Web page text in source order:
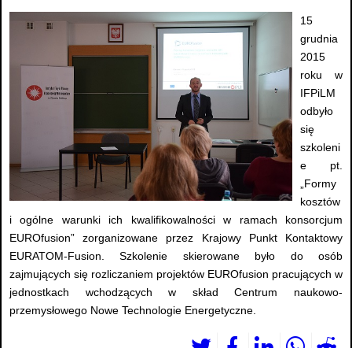
15
grudnia
2015
roku w
IFPiLM
odbyło
się
szkoleni
e pt.
„Formy
kosztów
i ogólne warunki ich kwalifikowalności w ramach konsorcjum
EUROfusion” zorganizowane przez Krajowy Punkt Kontaktowy
EURATOM-Fusion. Szkolenie skierowane było do osób
zajmujących się rozliczaniem projektów EUROfusion pracujących w
jednostkach wchodzących w skład Centrum naukowo-
przemysłowego Nowe Technologie Energetyczne.